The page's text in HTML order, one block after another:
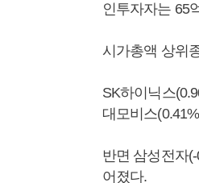
인투자자는 65
시가총액 상위
SK하이닉스
대모비스
반면 삼성전자
어졌다.